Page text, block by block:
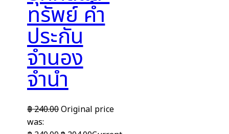
ทรัพย์ ค้ำ
ประกัน
จำนอง
จำนำ
฿240.00Original price
was: